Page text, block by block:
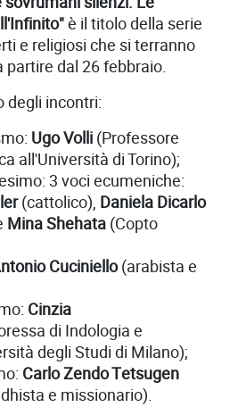
è il titolo della serie
e religiosi che si terranno
partire dal 26 febbraio.
degli incontri:
Ugo Volli (Professore
all'Università di Torino);
3 voci ecumeniche:
(cattolico), Daniela Dicarlo
Mina Shehata (Copto
Cuciniello(arabista e
Cinzia
di Indologia e
degli Studi di Milano);
Carlo Zendo Tetsugen
e missionario).